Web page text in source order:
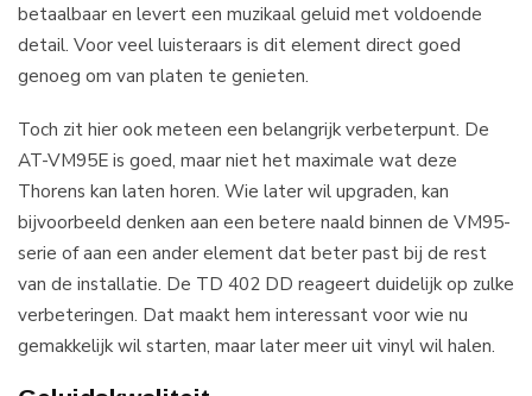
betaalbaar en levert een muzikaal geluid met voldoende
detail. Voor veel luisteraars is dit element direct goed
genoeg om van platen te genieten.
Toch zit hier ook meteen een belangrijk verbeterpunt. De
AT-VM95E is goed, maar niet het maximale wat deze
Thorens kan laten horen. Wie later wil upgraden, kan
bijvoorbeeld denken aan een betere naald binnen de VM95-
serie of aan een ander element dat beter past bij de rest
van de installatie. De TD 402 DD reageert duidelijk op zulke
verbeteringen. Dat maakt hem interessant voor wie nu
gemakkelijk wil starten, maar later meer uit vinyl wil halen.